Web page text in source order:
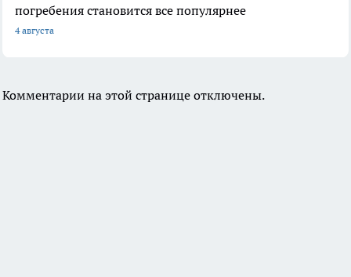
погребения становится все популярнее
4 августа
Комментарии на этой странице отключены.